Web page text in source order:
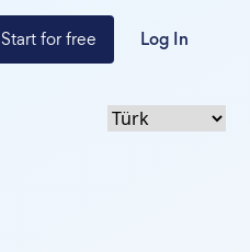
Start for free Log In